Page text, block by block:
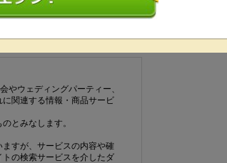
やウェディングパーティー、
関連する情報・商品サービ
とみなします。
すが、サービスの内容や確
の検索サービスを介したダ